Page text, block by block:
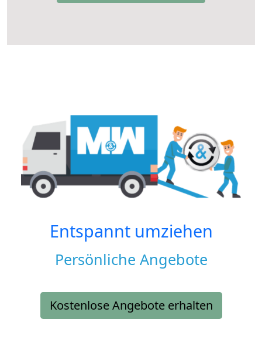
Entspannt umziehen
Persönliche Angebote
Kostenlose Angebote erhalten